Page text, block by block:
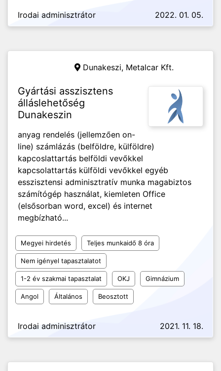
Irodai adminisztrátor 2022. 01. 05.
Dunakeszi, Metalcar Kft.
Gyártási asszisztens
álláslehetőség
Dunakeszin
anyag rendelés (jellemzően on-
line) számlázás (belföldre, külföldre)
kapcoslattartás belföldi vevőkkel
kapcsolattartás külföldi vevőkkel egyéb
esszisztensi adminisztratív munka magabiztos
számítógép használat, kiemleten Office
(elsősorban word, excel) és internet
megbízható...
Megyei hirdetés Teljes munkaidő 8 óra
Nem igényel tapasztalatot
1-2 év szakmai tapasztalat OKJ Gimnázium
Angol Általános Beosztott
Irodai adminisztrátor 2021. 11. 18.